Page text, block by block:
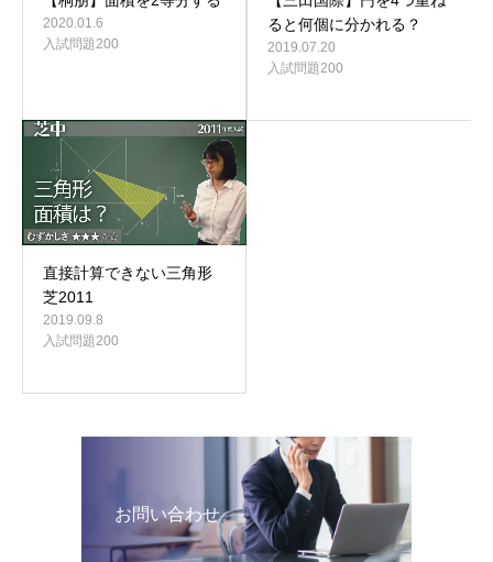
2020.01.6
入試問題200
ると何個に分かれる？
2019.07.20
入試問題200
直接計算できない三角形
芝2011
2019.09.8
入試問題200
お問い合わせ